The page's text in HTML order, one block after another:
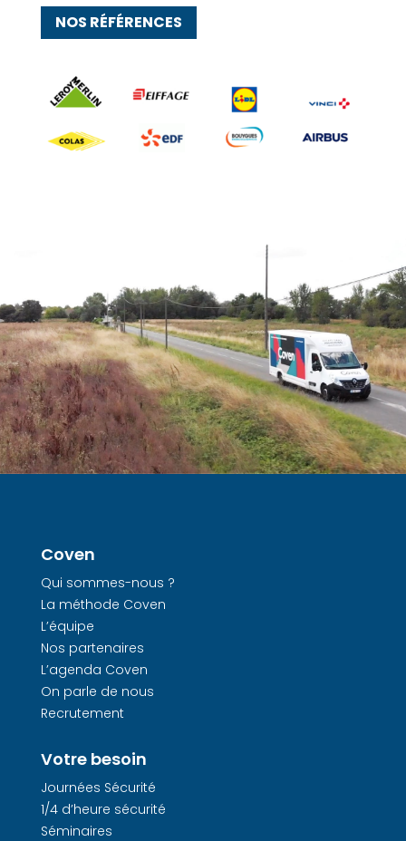
NOS RÉFÉRENCES
Coven
Qui sommes-nous ?
La méthode Coven
L’équipe
Nos partenaires
L’agenda Coven
On parle de nous
Recrutement
Votre besoin
Journées Sécurité
1/4 d’heure sécurité
Séminaires